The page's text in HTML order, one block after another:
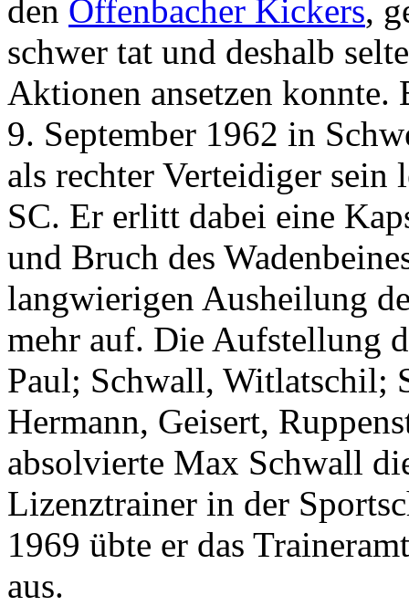
den Offenbacher Kickers,
schwer tat und deshalb
Aktionen ansetzen konnte.
9. September 1962 in
als rechter Verteidiger
SC. Er erlitt dabei eine
und Bruch des
langwierigen Ausheilung
mehr auf. Die Aufstellung
Paul; Schwall, Witlatschil;
Hermann, Geisert,
absolvierte Max Schwall
Lizenztrainer in der
1969 übte er das
aus.